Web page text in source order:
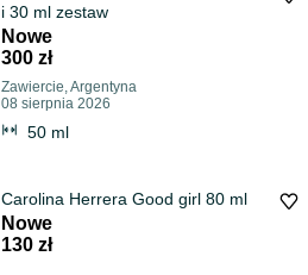
i 30 ml zestaw
Nowe
300 zł
Zawiercie, Argentyna
08 sierpnia 2026
50 ml
Carolina Herrera Good girl 80 ml
Nowe
130 zł